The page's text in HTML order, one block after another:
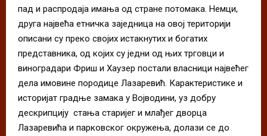
пад и распродаја имања од стране потомака. Немци,
друга највећа етничка заједница на овој територији
описани су преко својих истакнутих и богатих
представника, од којих су једни од њих трговци и
виноградари Фриш и Хаузер постали власници највећег
дела имовине породице Лазаревић. Карактеристике и
историјат градње замака у Војводини, уз добру
дескрипцију стања старијег и млађег дворца
Лазаревића и парковског окружења, долази се до